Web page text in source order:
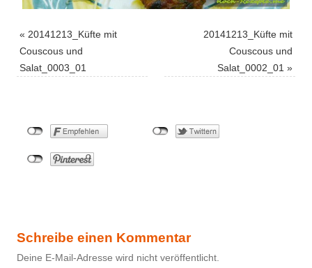
« 20141213_Küfte mit
Couscous und
Salat_0003_01
20141213_Küfte mit
Couscous und
Salat_0002_01 »
Schreibe einen Kommentar
Deine E-Mail-Adresse wird nicht veröffentlicht.